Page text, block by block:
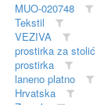
MUO-020748
Tekstil
VEZIVA
prostirka za stolić
prostirka
laneno platno
Hrvatska